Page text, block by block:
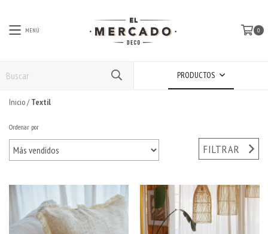
MENÚ 0
PRODUCTOS
Inicio/ Textil
Ordenar por
FILTRAR